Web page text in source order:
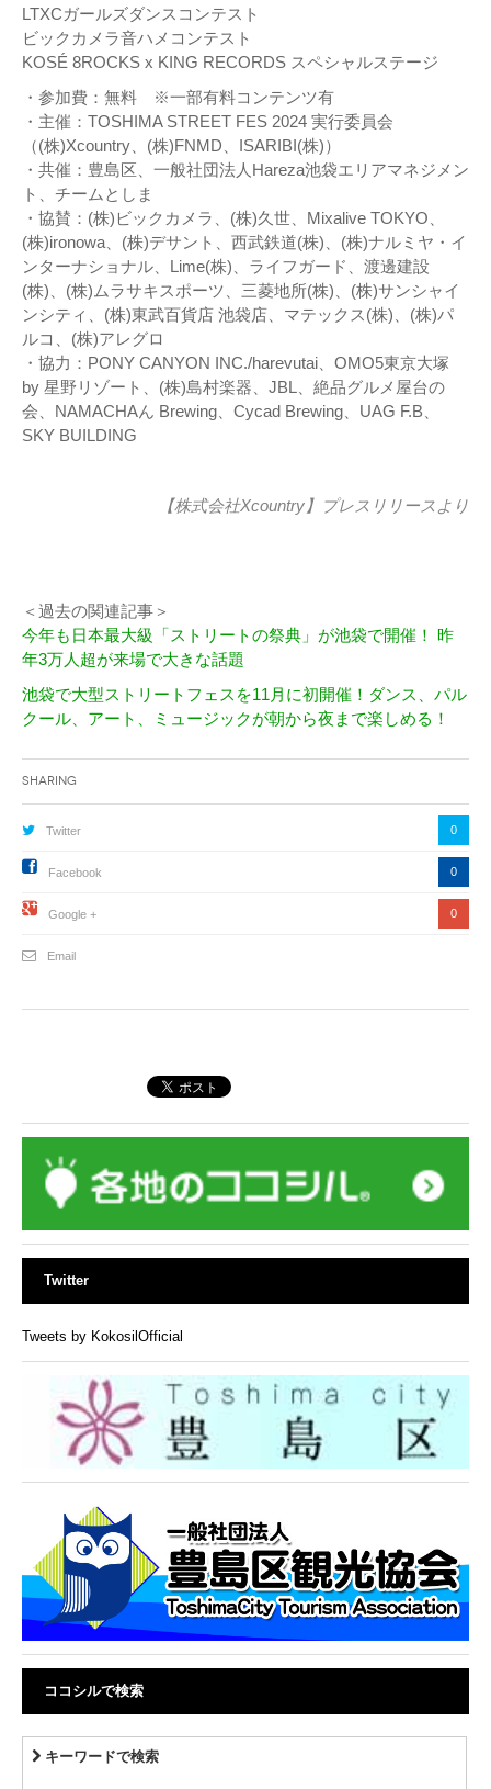
LTXCガールズダンスコンテスト
ビックカメラ音ハメコンテスト
KOSÉ 8ROCKS x KING RECORDS スペシャルステージ
・参加費：無料 ※一部有料コンテンツ有
・主催：TOSHIMA STREET FES 2024 実行委員会
（(株)Xcountry、(株)FNMD、ISARIBI(株)）
・共催：豊島区、一般社団法人Hareza池袋エリアマネジメン
ト、チームとしま
・協賛：(株)ビックカメラ、(株)久世、Mixalive TOKYO、
(株)ironowa、(株)デサント、西武鉄道(株)、(株)ナルミヤ・イ
ンターナショナル、Lime(株)、ライフガード、渡邊建設
(株)、(株)ムラサキスポーツ、三菱地所(株)、(株)サンシャイ
ンシティ、(株)東武百貨店 池袋店、マテックス(株)、(株)パ
ルコ、(株)アレグロ
・協力：PONY CANYON INC./harevutai、OMO5東京大塚
by 星野リゾート、(株)島村楽器、JBL、絶品グルメ屋台の
会、NAMACHAん Brewing、Cycad Brewing、UAG F.B、
SKY BUILDING
【株式会社Xcountry】 プレスリリース より
＜過去の関連記事＞
今年も日本最大級「ストリートの祭典」が池袋で開催！ 昨
年3万人超が来場で大きな話題
池袋で大型ストリートフェスを11月に初開催！ダンス、パル
クール、アート、ミュージックが朝から夜まで楽しめる！
Sharing
Twitter 0
Facebook 0
Google + 0
Email
Twitter
Tweets by KokosilOfficial
ココシルで検索
キーワードで検索